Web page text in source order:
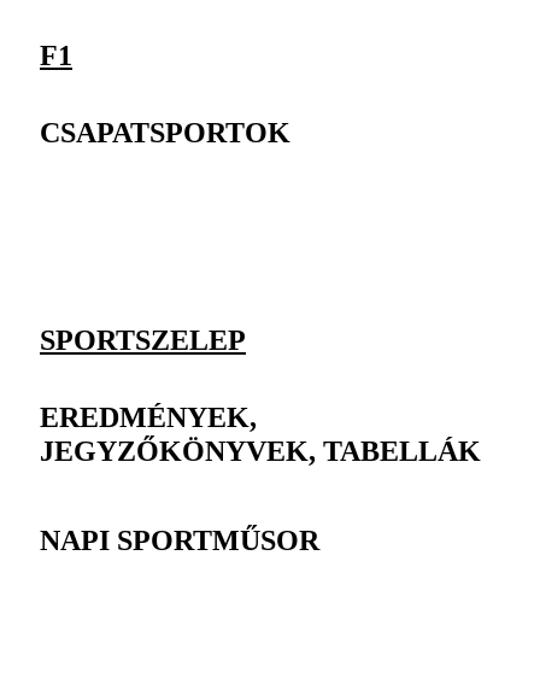
F1
CSAPATSPORTOK
SPORTSZELEP
EREDMÉNYEK,
JEGYZŐKÖNYVEK, TABELLÁK
NAPI SPORTMŰSOR